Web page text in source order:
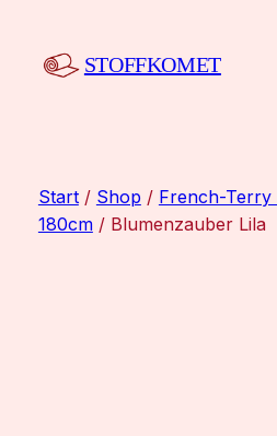
springen
STOFFKOMET
Start/ Shop / French-
180cm/ Blumenzauber Lila